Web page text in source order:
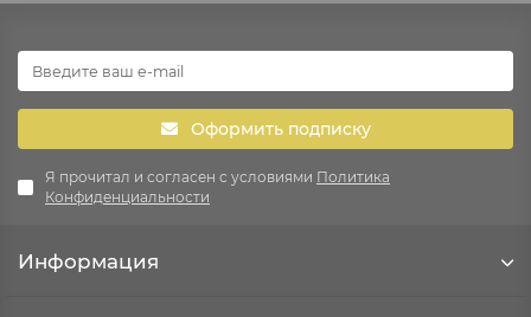
Оформить подписку
Я прочитал и согласен с условиями Политика
Конфиденциальности
Информация